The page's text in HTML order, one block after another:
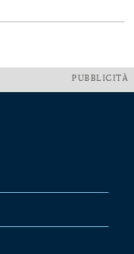
PUBBLICITÀ